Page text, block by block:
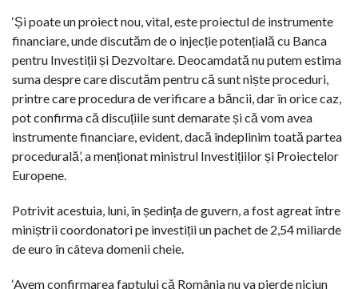
‘Și poate un proiect nou, vital, este proiectul de instrumente
financiare, unde discutăm de o injecție potențială cu Banca
pentru Investiții și Dezvoltare. Deocamdată nu putem estima
suma despre care discutăm pentru că sunt niște proceduri,
printre care procedura de verificare a băncii, dar în orice caz,
pot confirma că discuțiile sunt demarate și că vom avea
instrumente financiare, evident, dacă îndeplinim toată partea
procedurală’, a menționat ministrul Investițiilor și Proiectelor
Europene.
Potrivit acestuia, luni, în ședința de guvern, a fost agreat între
miniștrii coordonatori pe investiții un pachet de 2,54 miliarde
de euro în câteva domenii cheie.
‘Avem confirmarea faptului că România nu va pierde niciun